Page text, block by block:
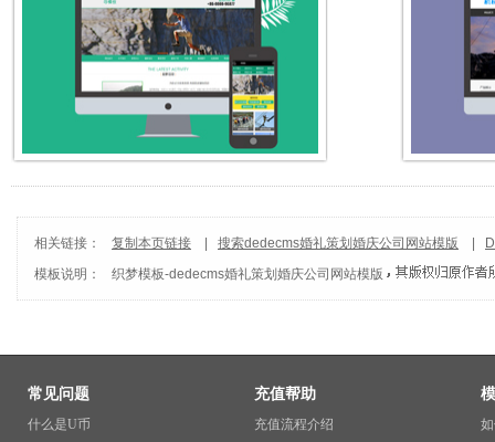
相关链接： 复制本页链接 搜索dedecms婚礼策划婚庆公司网站模版
模板说明：
织梦模板-dedecms婚礼策划婚庆公司网站模版
常见问题
什么是U币
充值帮助
充值流程介绍